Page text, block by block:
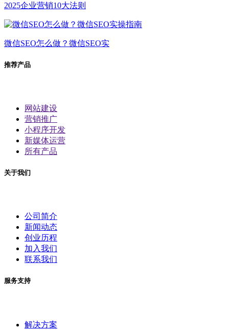
2025企业营销10大法则
微信SEO怎么做？微信SEO实
推荐产品
网站建设
营销推广
小程序开发
新媒体运营
所有产品
关于我们
公司简介
新闻动态
创业历程
加入我们
联系我们
服务支持
解决方案